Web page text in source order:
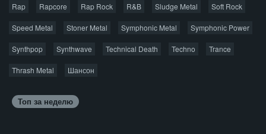
Rap Rapcore Rap Rock R&B Sludge Metal Soft Rock
Speed Metal Stoner Metal Symphonic Metal Symphonic Power
Synthpop Synthwave Technical Death Techno Trance
Thrash Metal Шансон
Топ за неделю